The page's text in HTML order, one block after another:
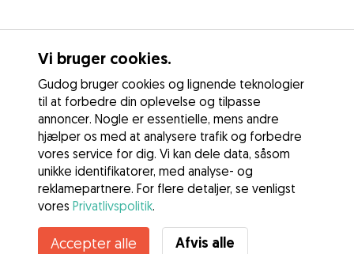
Kontakt Liv
Vi bruger cookies.
Gudog bruger cookies og lignende teknologier
til at forbedre din oplevelse og tilpasse
annoncer. Nogle er essentielle, mens andre
hjælper os med at analysere trafik og forbedre
vores service for dig. Vi kan dele data, såsom
unikke identifikatorer, med analyse- og
reklamepartnere. For flere detaljer, se venligst
vores Privatlivspolitik.
Accepter alle Afvis alle